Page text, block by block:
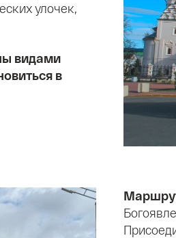
улочек,
видами
в